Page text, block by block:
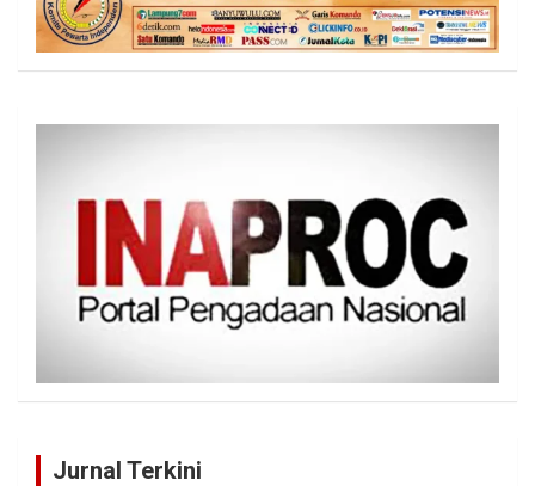
Jurnal Terkini